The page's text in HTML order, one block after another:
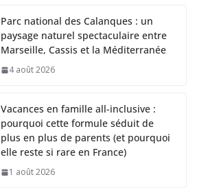
Parc national des Calanques : un
paysage naturel spectaculaire entre
Marseille, Cassis et la Méditerranée
4 août 2026
Vacances en famille all-inclusive :
pourquoi cette formule séduit de
plus en plus de parents (et pourquoi
elle reste si rare en France)
1 août 2026